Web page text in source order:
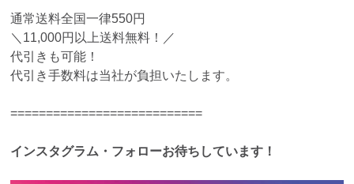
通常送料全国一律550円
＼11,000円以上送料無料！／
代引きも可能！
代引き手数料は当社が負担いたします。
===========================
インスタグラム・フォローお待ちしています！